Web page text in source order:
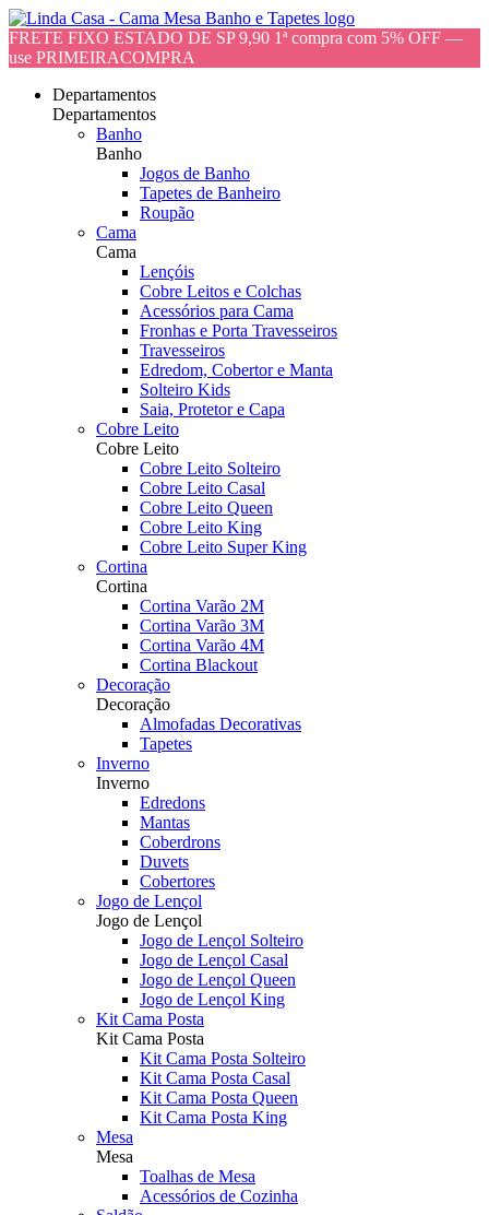
FRETE FIXO ESTADO DE SP 9,90 1ª compra com 5% OFF —
use PRIMEIRACOMPRA
Departamentos
Departamentos
Banho
Banho
Jogos de Banho
Tapetes de Banheiro
Roupão
Cama
Cama
Lençóis
Cobre Leitos e Colchas
Acessórios para Cama
Fronhas e Porta Travesseiros
Travesseiros
Edredom, Cobertor e Manta
Solteiro Kids
Saia, Protetor e Capa
Cobre Leito
Cobre Leito
Cobre Leito Solteiro
Cobre Leito Casal
Cobre Leito Queen
Cobre Leito King
Cobre Leito Super King
Cortina
Cortina
Cortina Varão 2M
Cortina Varão 3M
Cortina Varão 4M
Cortina Blackout
Decoração
Decoração
Almofadas Decorativas
Tapetes
Inverno
Inverno
Edredons
Mantas
Coberdrons
Duvets
Cobertores
Jogo de Lençol
Jogo de Lençol
Jogo de Lençol Solteiro
Jogo de Lençol Casal
Jogo de Lençol Queen
Jogo de Lençol King
Kit Cama Posta
Kit Cama Posta
Kit Cama Posta Solteiro
Kit Cama Posta Casal
Kit Cama Posta Queen
Kit Cama Posta King
Mesa
Mesa
Toalhas de Mesa
Acessórios de Cozinha